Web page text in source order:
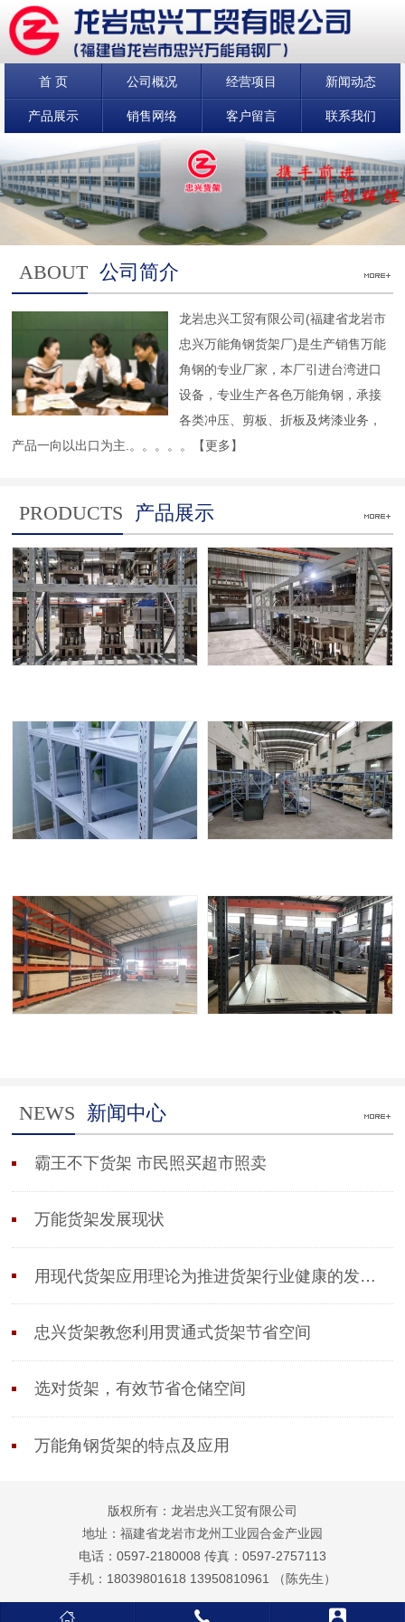
首 页 公司概况 经营项目 新闻动态
产品展示 销售网络 客户留言 联系我们
ABOUT 公司简介
龙岩忠兴工贸有限公司(福建省龙岩市
忠兴万能角钢货架厂)是生产销售万能
角钢的专业厂家，本厂引进台湾进口
设备，专业生产各色万能角钢，承接
各类冲压、剪板、折板及烤漆业务，
产品一向以出口为主.。。。。。
【更多】
PRODUCTS 产品展示
NEWS 新闻中心
霸王不下货架 市民照买超市照卖
万能货架发展现状
用现代货架应用理论为推进货架行业健康的发展作
忠兴货架教您利用贯通式货架节省空间
选对货架，有效节省仓储空间
万能角钢货架的特点及应用
版权所有：龙岩忠兴工贸有限公司
地址：福建省龙岩市龙州工业园合金产业园
电话：0597-2180008 传真：0597-2757113
手机：18039801618 13950810961 （陈先生）